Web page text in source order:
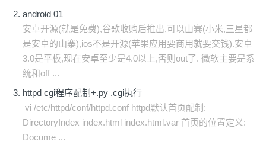
android 01
安卓开源(就是免费),谷歌收购后推出,可以山寨(小米,三星都
是安卓的山寨),ios不是开源(苹果应用要商用就要交钱).安卓
3.0是平板,现在安卓至少是4.0以上,否则out了. 微软主要是系
统和off ...
httpd cgi程序配制+.py .cgi执行
vi /etc/httpd/conf/httpd.conf httpd默认首页配制:
DirectoryIndex index.html index.html.var 首页的位置定义:
Docume ...